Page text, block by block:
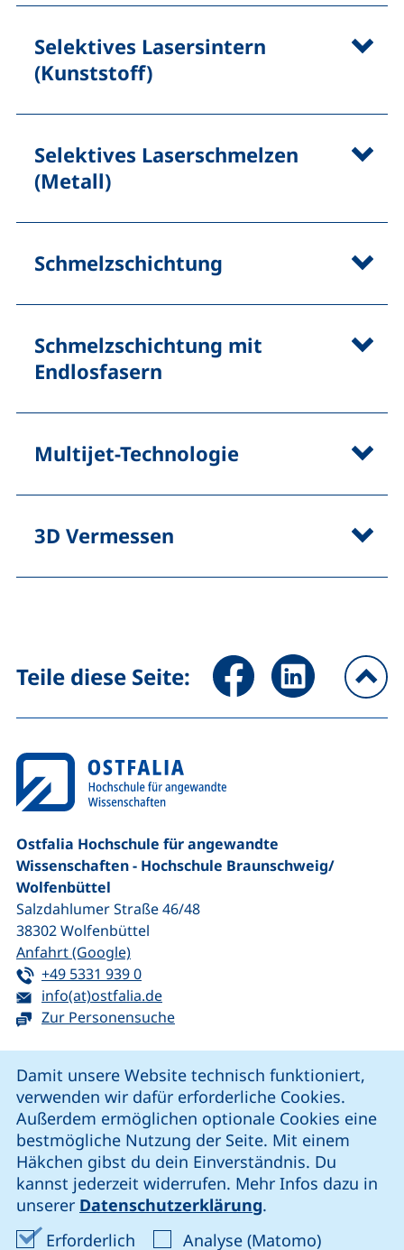
Damit unsere Website technisch funktioniert,
verwenden wir dafür erforderliche Cookies.
Außerdem ermöglichen optionale Cookies eine
bestmögliche Nutzung der Seite. Mit einem
Häkchen gibst du dein Einverständnis. Du
kannst jederzeit widerrufen. Mehr Infos dazu in
unserer Datenschutzerklärung.
Erforderlich Erforderliche Cookies akzeptieren
Analyse (Matomo)Analyse-
Selektives Lasersintern
(Kunststoff)
Selektives Laserschmelzen
(Metall)
Schmelzschichtung
Schmelzschichtung mit
Endlosfasern
Multijet-Technologie
3D Vermessen
Teile diese Seite: Seite über Facebook teilen
Seite über
Ostfalia Hochschule für angewandte
Wissenschaften - Hochschule Braunschweig/​
Wolfenbüttel
Salzdahlumer Straße 46/48
38302Wolfenbüttel
Anfahrt (Google)(externer Link, öffnet neues Fenster)
Tel:
+49 5331 939 0(startet einen Telefonanruf, wenn Ihr
E-Mail:
info(at)ostfalia.de(öffnet Ihr E-Mail-Programm)
Zur Personensuche
unsere Facebook-Seite (externer Link, öffnet neues
unsere LinkedIn-Seite (externer Link, öffnet
unsere Instagram-Seite (externer Link,
unsere YouTube-Seite (externer
Cookie-Einstellungen
Impressum
Datenschutz